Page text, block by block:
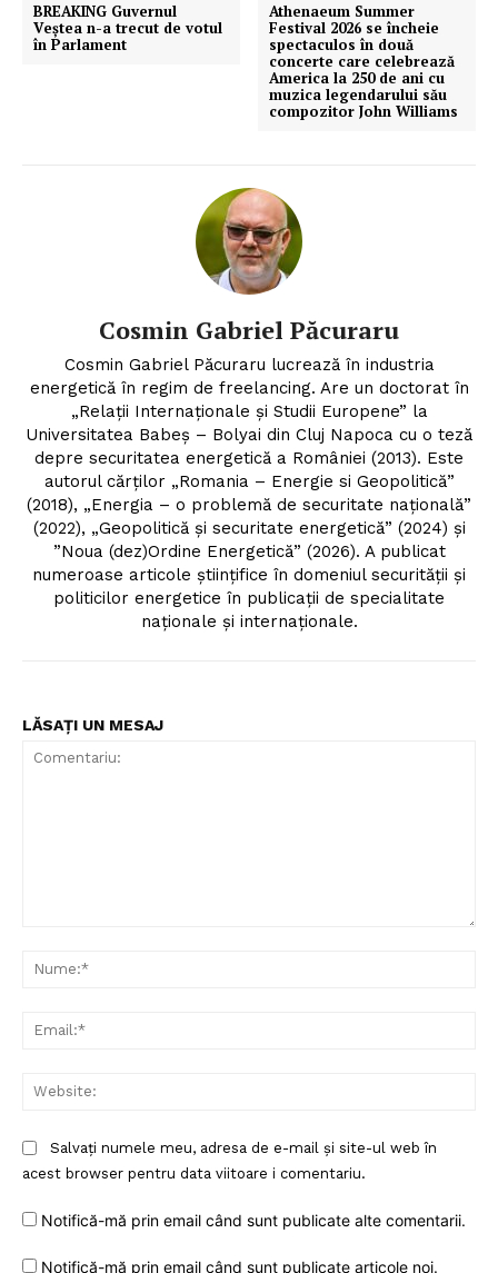
BREAKING Guvernul
Veștea n-a trecut de votul
în Parlament
Athenaeum Summer
Festival 2026 se încheie
spectaculos în două
concerte care celebrează
America la 250 de ani cu
muzica legendarului său
compozitor John Williams
Cosmin Gabriel Păcuraru
Cosmin Gabriel Păcuraru lucrează în industria
energetică în regim de freelancing. Are un doctorat în
„Relații Internaționale și Studii Europene” la
Universitatea Babeș – Bolyai din Cluj Napoca cu o teză
depre securitatea energetică a României (2013). Este
autorul cărților „Romania – Energie si Geopolitică”
(2018), „Energia – o problemă de securitate națională”
(2022), „Geopolitică și securitate energetică” (2024) și
”Noua (dez)Ordine Energetică” (2026). A publicat
numeroase articole științifice în domeniul securității și
politicilor energetice în publicații de specialitate
naționale și internaționale.
LĂSAȚI UN MESAJ
Salvați numele meu, adresa de e-mail și site-ul web în
acest browser pentru data viitoare i comentariu.
Notifică-mă prin email când sunt publicate alte comentarii.
Notifică-mă prin email când sunt publicate articole noi.